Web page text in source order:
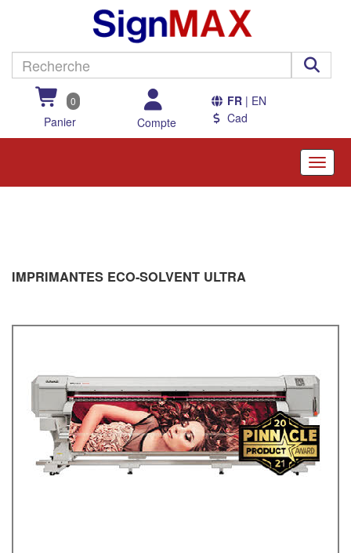
0
Panier Compte
FR| EN
Cad
Toggle
IMPRIMANTES ECO-SOLVENT ULTRA